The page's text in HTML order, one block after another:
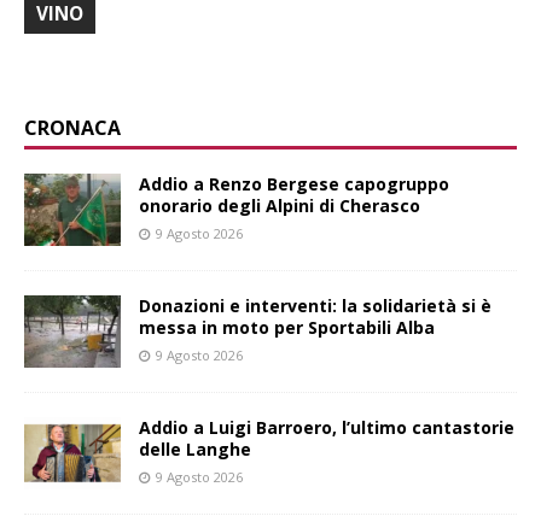
VINO
CRONACA
Addio a Renzo Bergese capogruppo
onorario degli Alpini di Cherasco
9 Agosto 2026
Donazioni e interventi: la solidarietà si è
messa in moto per Sportabili Alba
9 Agosto 2026
Addio a Luigi Barroero, l’ultimo cantastorie
delle Langhe
9 Agosto 2026